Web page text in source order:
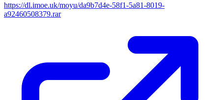
https://dl.imoe.uk/moyu/da9b7d4e-58f1-5a81-8019-
a92460508379.rar